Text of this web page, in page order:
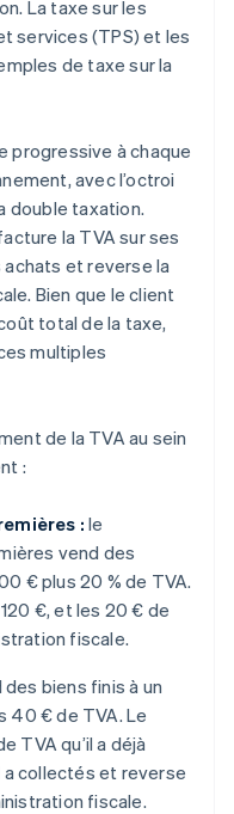
La taxe sur les
services (TPS) et les
de taxe sur la
progressive à chaque
avec l’octroi
double taxation.
la TVA sur ses
et reverse la
Bien que le client
total de la taxe,
multiples
de la TVA au sein
:
: le
vend des
€ plus 20 % de TVA.
€, et les 20 € de
fiscale.
biens finis à un
40 € de TVA. Le
TVA qu’il a déjà
a collectés et reverse
fiscale.